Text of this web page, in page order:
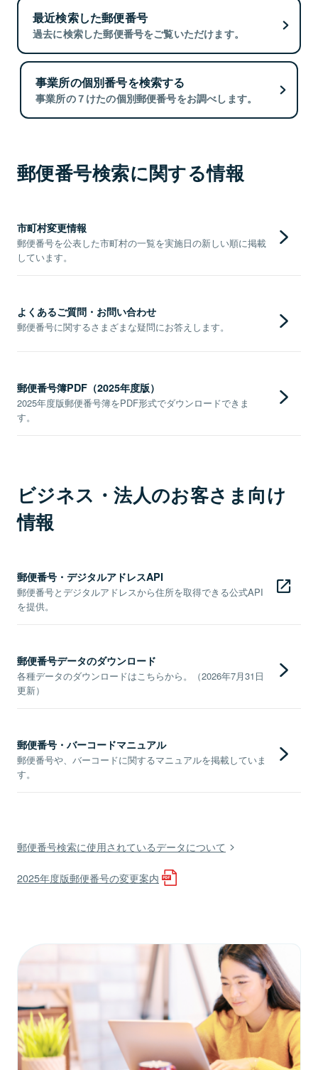
最近検索した郵便番号
過去に検索した郵便番号をご覧いただけます。
事業所の個別番号を検索する
事業所の７けたの個別郵便番号をお調べします。
郵便番号検索に関する情報
市町村変更情報
郵便番号を公表した市町村の一覧を実施日の新しい順に掲載
しています。
よくあるご質問・お問い合わせ
郵便番号に関するさまざまな疑問にお答えします。
郵便番号簿PDF（2025年度版）
2025年度版郵便番号簿をPDF形式でダウンロードできま
す。
ビジネス・法人のお客さま向け
情報
郵便番号・デジタルアドレスAPI
郵便番号とデジタルアドレスから住所を取得できる公式API
を提供。
郵便番号データのダウンロード
各種データのダウンロードはこちらから。（2026年7月31日
更新）
郵便番号・バーコードマニュアル
郵便番号や、バーコードに関するマニュアルを掲載していま
す。
郵便番号検索に使用されているデータについて
2025年度版郵便番号の変更案内